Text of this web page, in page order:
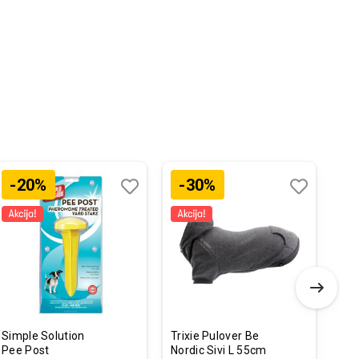
-20%
Simple Solution
Pee Post
-30%
Trixie Pulover Be
Nordic Sivi L 55cm
listu
želja